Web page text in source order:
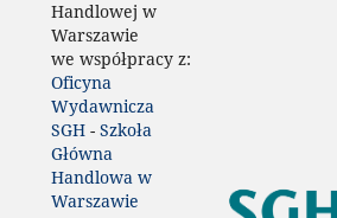
Handlowej w
Warszawie
we współpracy z:
Oficyna
Wydawnicza
SGH- Szkoła
Główna
Handlowa w
Warszawie